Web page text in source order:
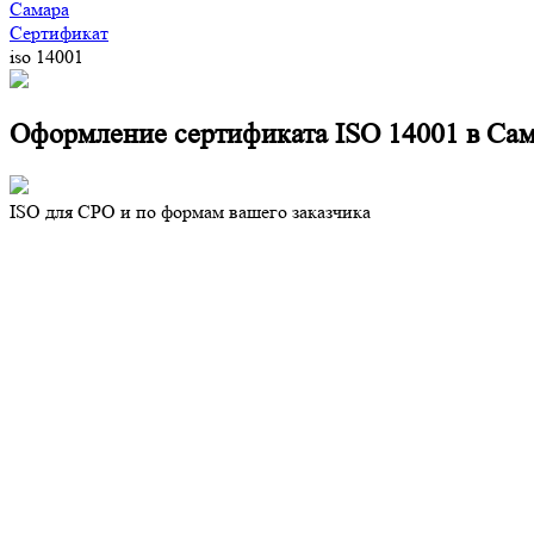
Самара
Сертификат
iso 14001
Оформление сертификата ISO 14001 в
ISO для СРО и по формам вашего заказчика